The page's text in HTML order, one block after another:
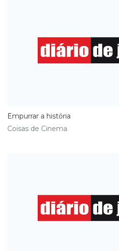
Empurrar a história
Coisas de Cinema